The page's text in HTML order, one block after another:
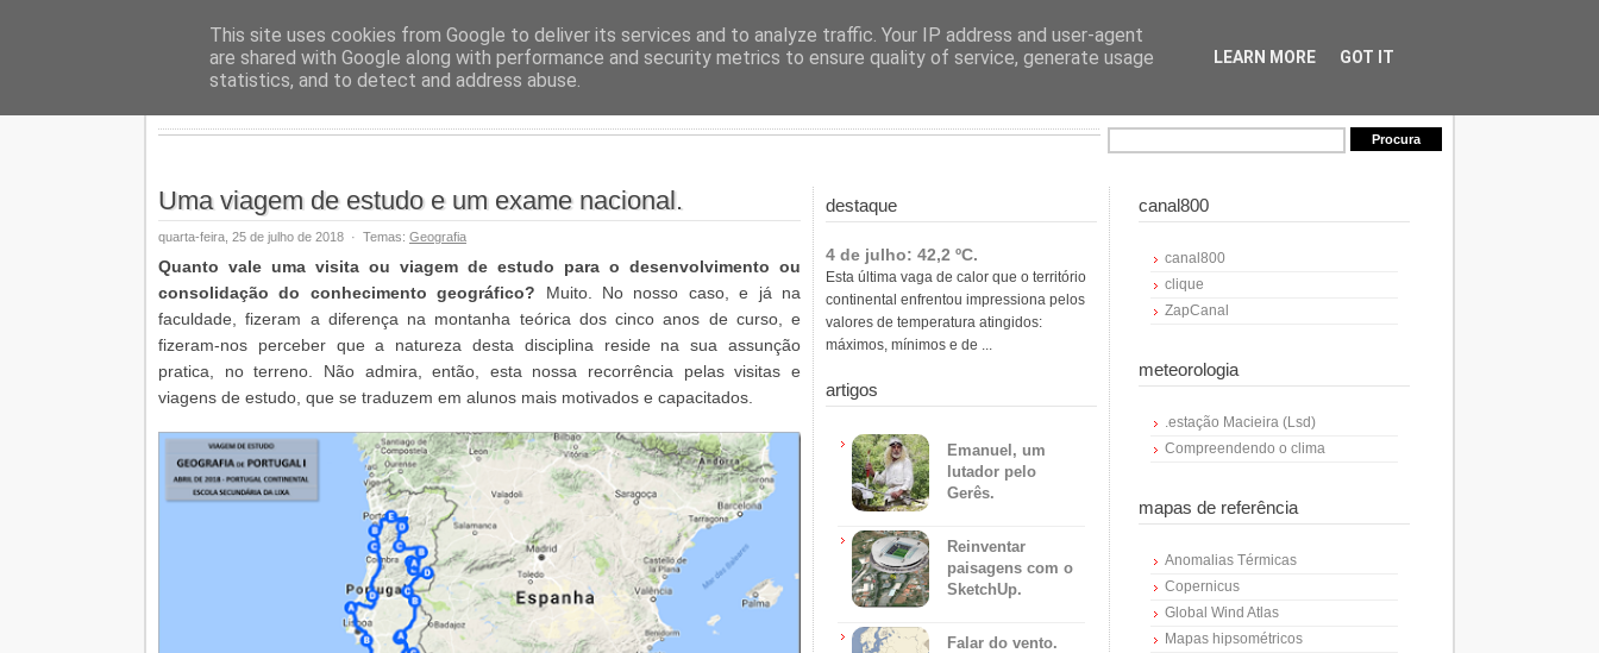
Geopalavras
Uma viagem de estudo e um exame nacional.
quarta-feira, 25 de julho de 2018 · Temas: Geografia
Quanto vale uma visita ou viagem de estudo para o desenvolvimento ou
consolidação do conhecimento geográfico? Muito. No nosso caso, e já na
faculdade, fizeram a diferença na montanha teórica dos cinco anos de curso, e
fizeram-nos perceber que a natureza desta disciplina reside na sua assunção
pratica, no terreno. Não admira, então, esta nossa recorrência pelas visitas e
viagens de estudo, que se traduzem em alunos mais motivados e capacitados.
destaque
4 de julho: 42,2 ºC.
Esta última vaga de calor que o território
continental enfrentou impressiona pelos
valores de temperatura atingidos:
máximos, mínimos e de ...
artigos
Emanuel, um
lutador pelo
Gerês.
Reinventar
paisagens com o
SketchUp.
Falar do vento.
canal800
canal800
clique
ZapCanal
meteorologia
.estação Macieira (Lsd)
Compreendendo o clima
mapas de referência
Anomalias Térmicas
Copernicus
Global Wind Atlas
Mapas hipsométricos
This site uses cookies from Google to deliver its services and to analyze traffic. Your IP address and user-agent
are shared with Google along with performance and security metrics to ensure quality of service, generate usage
statistics, and to detect and address abuse.
LEARN MORE GOT IT